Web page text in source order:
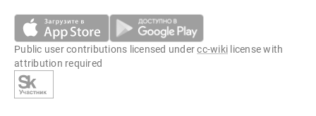
Public user contributions licensed undercc-wiki license with
attribution required